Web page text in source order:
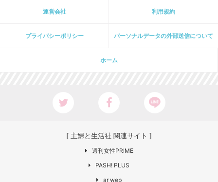
運営会社 利用規約
プライパシーポリシー パーソナルデータの外部送信について
ホーム
[ 主婦と生活社 関連サイト ]
週刊女性PRIME
PASH! PLUS
ar web